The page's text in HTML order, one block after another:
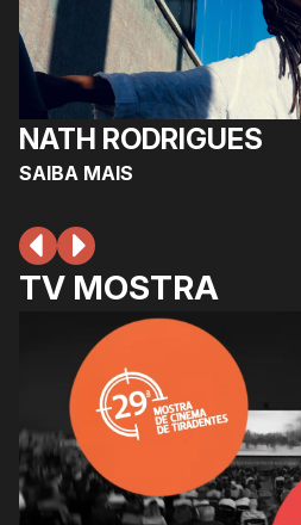
NATH RODRIGUES
SAIBA MAIS
TV MOSTRA